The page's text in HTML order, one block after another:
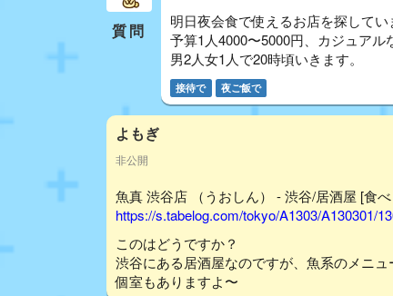
質問
明日夜会食で使えるお店を探してい
予算1人4000〜5000円、カジュアル
男2人女1人で20時頃いきます。
接待で 夜ご飯で
よもぎ
非公開
魚真 渋谷店 （うおしん） - 渋谷/居酒屋 [食
https://s.tabelog.com/tokyo/A1303/A130301/
このはどうですか？
渋谷にある居酒屋なのですが、魚系のメニ
個室もありますよ〜